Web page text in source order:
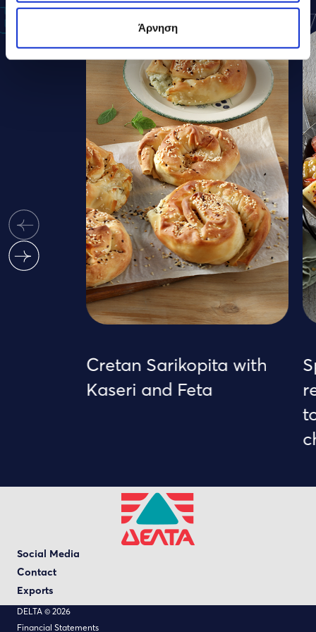
Άρνηση
Cretan Sarikopita with
Kaseri and Feta
Social Media
Contact
Exports
DELTA © 2026
Financial Statements